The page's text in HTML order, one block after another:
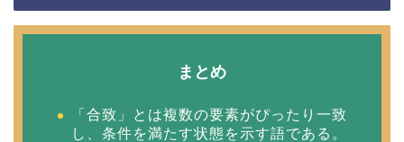
まとめ
「合致」とは複数の要素がぴったり一致
し、条件を満たす状態を示す語である。